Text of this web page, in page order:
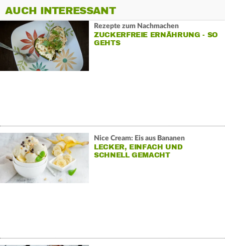
AUCH INTERESSANT
Rezepte zum Nachmachen
ZUCKERFREIE ERNÄHRUNG - SO
GEHTS
Nice Cream: Eis aus Bananen
LECKER, EINFACH UND
SCHNELL GEMACHT